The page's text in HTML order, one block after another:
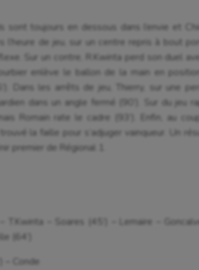
Olympiques et Paralympiques
Randonnée /
Roller-derby
sont toujours en dessous dans l’envie et
l’heure de jeu, sur un centre repris à bout
Sur un contre, R.Kwinta perd son duel
enlève le ballon de la main en
Dans les arrêts de jeu, Thierry, sur une
dans un angle fermé (90’). Sur du jeu
Romain rate le cadre (93’). Enfin, au
la faille pour s’adjuger vainqueur. Un
premier de Régional 1.
T.Kwinta – Soares (45’) – Lemaire –
(64’)
– Conde